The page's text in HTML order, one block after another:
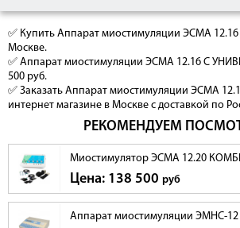
Лицевые программы
Антицеллюлитные
Процедуры по улучшению линии груди
Процедуры по укреплению мускулатуры
Виды выходного тока:
Непрерывный импульсный ток
Прерывистый импульсный ток
Частотно-модулированный импульсный ток
Монополярный импульсный ток
✅ Купить Аппарат миостимуляции ЭСМА
Москве.
✅ Аппарат миостимуляции ЭСМА 12.16 С
500 руб.
✅ Заказать Аппарат миостимуляции ЭСМА
интернет магазине в Москве с доставкой по
РЕКОМЕНДУЕМ
Миостимулятор ЭСМА 12.20
Цена: 138 500 руб
Аппарат миостимуляции ЭМНС-12